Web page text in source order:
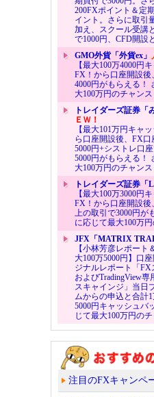
200FXポイント＆定
イント。さらに取引
加え、スクール受講
で1000円、CFD開設
GMO外貨「外貨ex」
【最大100万4000円
FX！から口座開設後
4000円がもらえる！
大100万円のチャンス
トレイダーズ証券「
ＥＷ！
【最大101万円キャ
ら口座開設後、FX
5000円+シストレ口
5000円がもらえる！
大100万円のチャンス
トレイダーズ証券「
【最大100万3000円
FX！から口座開設後
上の取引で3000円が
に応じて最大100万
JFX「MATRIX
【小林芳彦レポート
大100万5000円】口
ジナルレポート「FX
およびTradingView
スキャインジ」当日
ムからの申込と合計
5000円キャッシュバ
じて最大100万円のチ
注目のFXキャンペ